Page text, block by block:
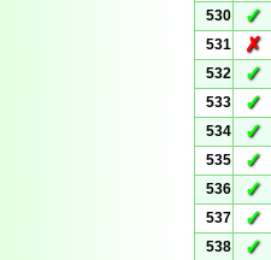
530
✓
531
✗
532
✓
533
✓
534
✓
535
✓
536
✓
537
✓
538
✓